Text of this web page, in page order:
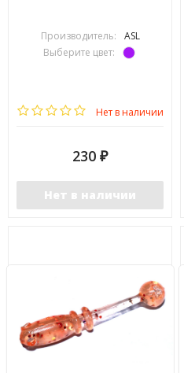
Производитель:
ASL
Выберите цвет:
Нет в наличии
230 ₽
Нет в наличии